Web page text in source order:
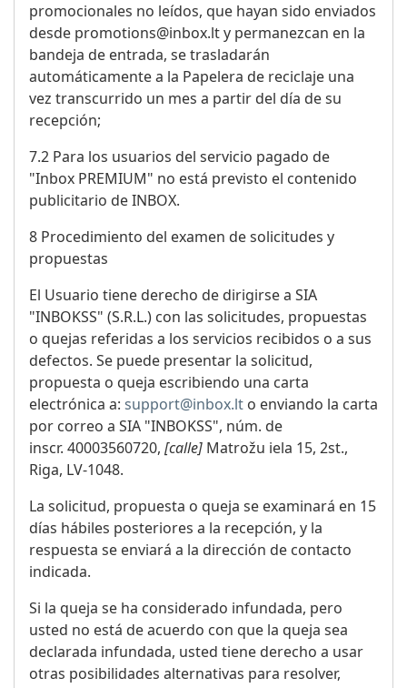
promocionales no leídos, que hayan sido enviados
desde promotions@inbox.lt y permanezcan en la
bandeja de entrada, se trasladarán
automáticamente a la Papelera de reciclaje una
vez transcurrido un mes a partir del día de su
recepción;
7.2 Para los usuarios del servicio pagado de
"Inbox PREMIUM" no está previsto el contenido
publicitario de INBOX.
8 Procedimiento del examen de solicitudes y
propuestas
El Usuario tiene derecho de dirigirse a SIA
"INBOKSS" (S.R.L.) con las solicitudes, propuestas
o quejas referidas a los servicios recibidos o a sus
defectos. Se puede presentar la solicitud,
propuesta o queja escribiendo una carta
electrónica a: support@inbox.lt o enviando la carta
por correo a SIA "INBOKSS", núm. de
inscr. 40003560720, [calle] Matrožu iela 15, 2st.,
Riga, LV-1048.
La solicitud, propuesta o queja se examinará en 15
días hábiles posteriores a la recepción, y la
respuesta se enviará a la dirección de contacto
indicada.
Si la queja se ha considerado infundada, pero
usted no está de acuerdo con que la queja sea
declarada infundada, usted tiene derecho a usar
otras posibilidades alternativas para resolver,